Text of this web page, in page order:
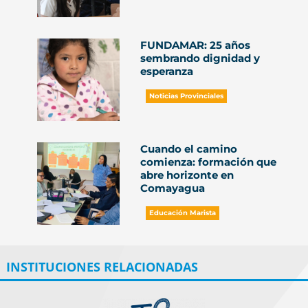
FUNDAMAR: 25 años
sembrando dignidad y
esperanza
Noticias Provinciales
Cuando el camino
comienza: formación que
abre horizonte en
Comayagua
Educación Marista
INSTITUCIONES RELACIONADAS